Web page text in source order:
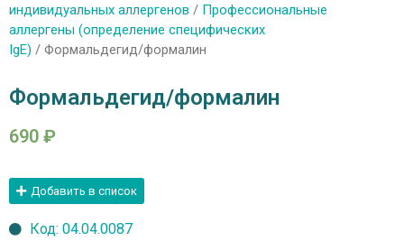
индивидуальных аллергенов / Профессиональные
аллергены (определение специфических
IgE) / Формальдегид/формалин
Формальдегид/формалин
690 ₽
Добавить в список
Код: 04.04.0087